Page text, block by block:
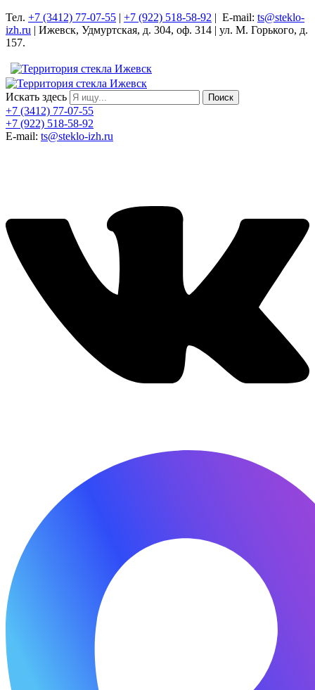
Тел. +7 (3412) 77-07-55 | +7 (922) 518-58-92 | E-mail: ts@steklo-
izh.ru | Ижевск, Удмуртская, д. 304, оф. 314 | ул. М. Горького, д.
157.
Искать здесь Поиск
+7 (3412) 77-07-55
+7 (922) 518-58-92
E-mail: ts@steklo-izh.ru